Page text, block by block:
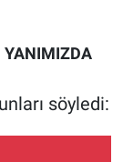
YANIMIZDA
söyledi: